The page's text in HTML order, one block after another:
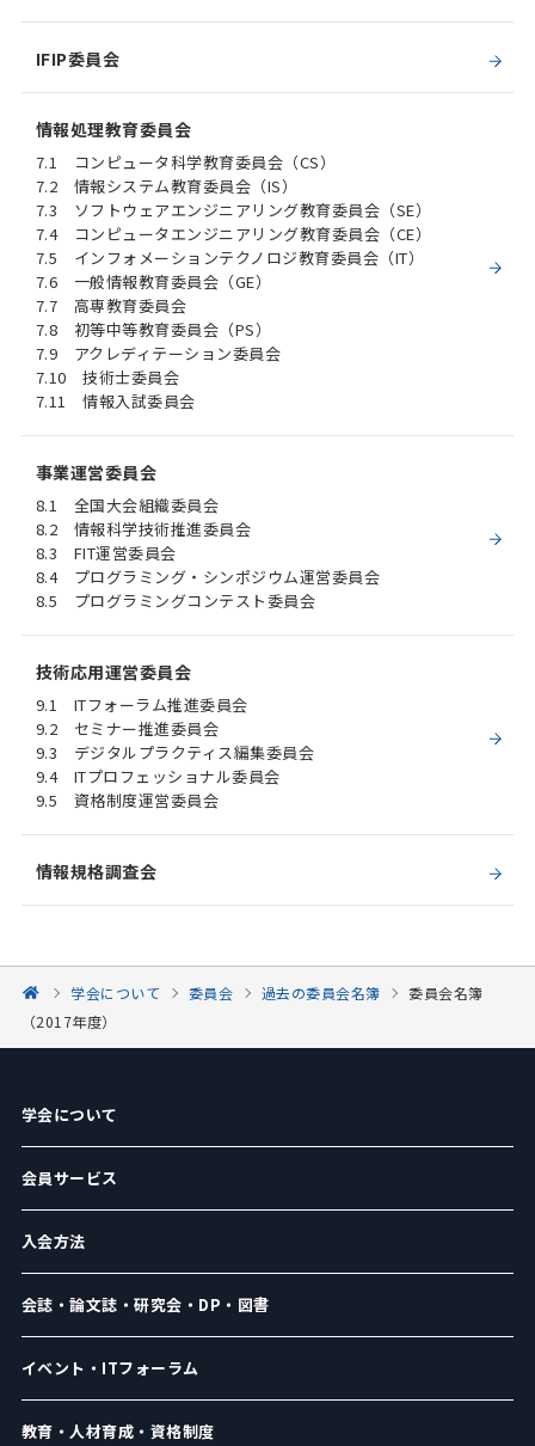
IFIP委員会
情報処理教育委員会
7.1 コンピュータ科学教育委員会（CS）
7.2 情報システム教育委員会（IS）
7.3 ソフトウェアエンジニアリング教育委員会（SE）
7.4 コンピュータエンジニアリング教育委員会（CE）
7.5 インフォメーションテクノロジ教育委員会（IT）
7.6 一般情報教育委員会（GE）
7.7 高専教育委員会
7.8 初等中等教育委員会（PS）
7.9 アクレディテーション委員会
7.10 技術士委員会
7.11 情報入試委員会
事業運営委員会
8.1 全国大会組織委員会
8.2 情報科学技術推進委員会
8.3 FIT運営委員会
8.4 プログラミング・シンポジウム運営委員会
8.5 プログラミングコンテスト委員会
技術応用運営委員会
9.1 ITフォーラム推進委員会
9.2 セミナー推進委員会
9.3 デジタルプラクティス編集委員会
9.4 ITプロフェッショナル委員会
9.5 資格制度運営委員会
情報規格調査会
学会について 委員会 過去の委員会名簿
委員会名簿
（2017年度）
学会について
会員サービス
入会方法
会誌・論文誌・研究会・DP・図書
イベント・ITフォーラム
教育・人材育成・資格制度